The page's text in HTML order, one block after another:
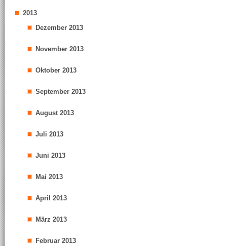
2013
Dezember 2013
November 2013
Oktober 2013
September 2013
August 2013
Juli 2013
Juni 2013
Mai 2013
April 2013
März 2013
Februar 2013